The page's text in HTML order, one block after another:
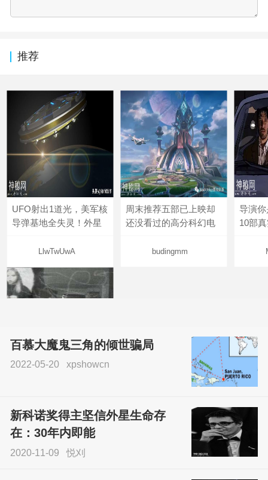
推荐
UFO射出1道光，美军核
导弹基地全失灵！外星
LlwTwUwA
周末推荐五部已上映却
还没看过的高分科幻电
budingmm
导演
10部
sskfn
百慕大魔鬼三角的倾世骗局
2022-05-20 xpshowcn
新科诺奖得主坚信外星生命存
在：30年内即能
2020-11-09 悦刈